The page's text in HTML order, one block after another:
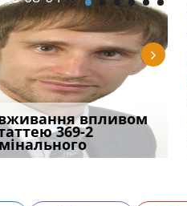
встановив для
шкоди
впливом
369-2
захисту у
я